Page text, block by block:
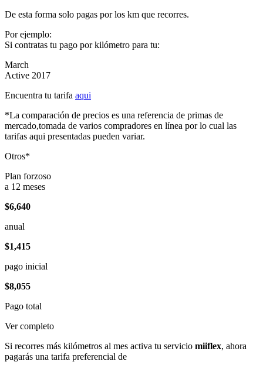
De esta forma solo pagas por los km que recorres.
Por ejemplo:
Si contratas tu pago por kilómetro para tu:
March
Active 2017
Encuentra tu tarifa aqui
*La comparación de precios es una referencia de primas de
mercado,tomada de varios compradores en línea por lo cual las
tarifas aqui presentadas pueden variar.
Otros*
Plan forzoso
a 12 meses
$6,640
anual
$1,415
pago inicial
$8,055
Pago total
Ver completo
Si recorres más kilómetros al mes activa tu servicio miiflex, ahora
pagarás una tarifa preferencial de